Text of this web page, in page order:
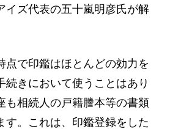
イズ代表の五十嵐明彦氏が解
点で印鑑はほとんどの効力を
続きにおいて使うことはあり
も相続人の戸籍謄本等の書類
す。これは、印鑑登録をした